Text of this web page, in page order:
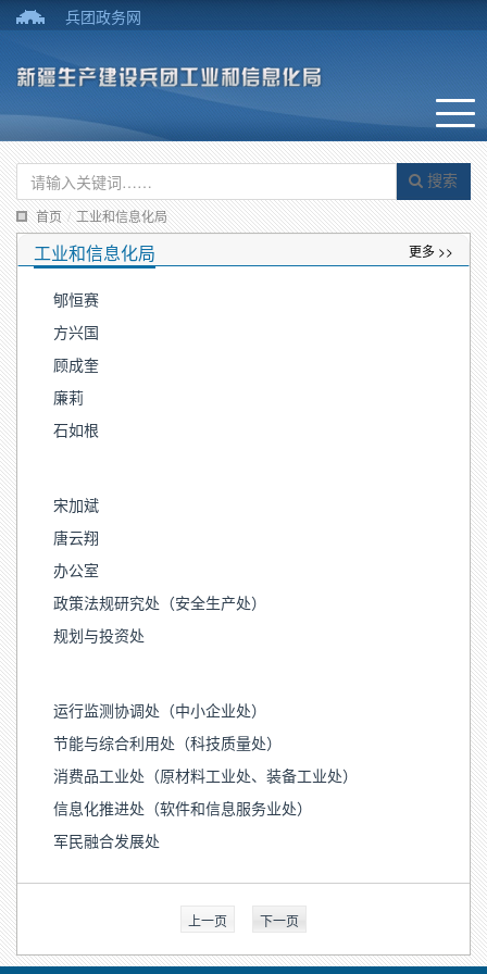
兵团政务网
搜索
首页 / 工业和信息化局
工业和信息化局 更多 >>
郇恒赛
方兴国
顾成奎
廉莉
石如根
宋加斌
唐云翔
办公室
政策法规研究处（安全生产处）
规划与投资处
运行监测协调处（中小企业处）
节能与综合利用处（科技质量处）
消费品工业处（原材料工业处、装备工业处）
信息化推进处（软件和信息服务业处）
军民融合发展处
上一页 下一页